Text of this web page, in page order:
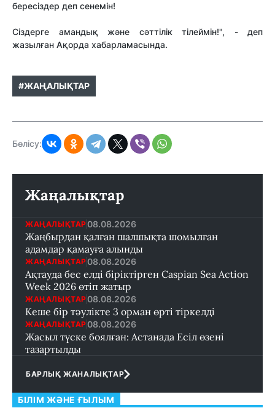
бересіздер деп сенемін!
Сіздерге амандық және сәттілік тілеймін!", - деп
жазылған Ақорда хабарламасында.
#ЖАҢАЛЫҚТАР
Бөлісу:
Жаңалықтар
ЖАҢАЛЫҚТАР 08.08.2026
Жаңбырдан қалған шалшықта шомылған
адамдар қамауға алынды
ЖАҢАЛЫҚТАР 08.08.2026
Ақтауда бес елді біріктірген Caspian Sea Action
Week 2026 өтіп жатыр
ЖАҢАЛЫҚТАР 08.08.2026
Кеше бір тәулікте 3 орман өрті тіркелді
ЖАҢАЛЫҚТАР 08.08.2026
Жасыл түске боялған: Астанада Есіл өзені
тазартылды
БАРЛЫҚ ЖАНАЛЫҚТАР
БІЛІМ ЖӘНЕ ҒЫЛЫМ